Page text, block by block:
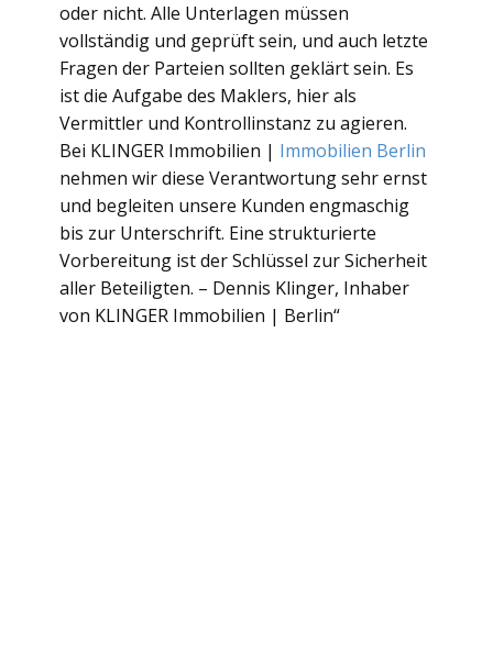
oder nicht. Alle Unterlagen müssen
vollständig und geprüft sein, und auch letzte
Fragen der Parteien sollten geklärt sein. Es
ist die Aufgabe des Maklers, hier als
Vermittler und Kontrollinstanz zu agieren.
Bei KLINGER Immobilien | Immobilien Berlin
nehmen wir diese Verantwortung sehr ernst
und begleiten unsere Kunden engmaschig
bis zur Unterschrift. Eine strukturierte
Vorbereitung ist der Schlüssel zur Sicherheit
aller Beteiligten. – Dennis Klinger, Inhaber
von KLINGER Immobilien | Berlin“